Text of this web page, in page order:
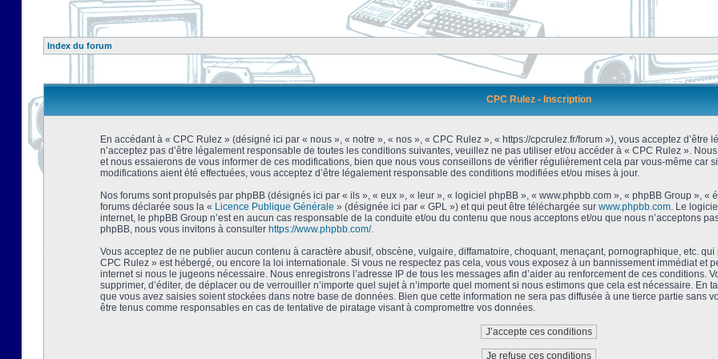
Index du forum
CPC Rulez - Inscription
En accédant à « CPC Rulez » (désigné ici par « nous », « notre », « nos », « CPC Rulez », « https://cpcrulez.fr/forum »), vous acceptez
n’acceptez pas d’être légalement responsable de toutes les conditions suivantes, veuillez ne pas utiliser et/ou accéder à « CPC Rulez ».
et nous essaierons de vous informer de ces modifications, bien que nous vous conseillons de vérifier régulièrement cela par vous-même car
modifications aient été effectuées, vous acceptez d’être légalement responsable des conditions modifiées et/ou mises à jour.
Nos forums sont propulsés par phpBB (désignés ici par « ils », « eux », « leur », « logiciel phpBB », « www.phpbb.com », « phpBB Group »,
forums déclarée sous la « Licence Publique Générale » (désignée ici par « GPL ») et qui peut être téléchargée sur www.phpbb.com. Le
internet, le phpBB Group n’est en aucun cas responsable de la conduite et/ou du contenu que nous acceptons et/ou que nous n’acceptons
phpBB, nous vous invitons à consulter https://www.phpbb.com/.
Vous acceptez de ne publier aucun contenu à caractère abusif, obscène, vulgaire, diffamatoire, choquant, menaçant, pornographique, etc.
CPC Rulez » est hébergé, ou encore la loi internationale. Si vous ne respectez pas cela, vous vous exposez à un bannissement immédiat et
internet si nous le jugeons nécessaire. Nous enregistrons l’adresse IP de tous les messages afin d’aider au renforcement de ces conditions.
supprimer, d’éditer, de déplacer ou de verrouiller n’importe quel sujet à n’importe quel moment si nous estimons que cela est nécessaire. En
que vous avez saisies soient stockées dans notre base de données. Bien que cette information ne sera pas diffusée à une tierce partie sans
être tenus comme responsables en cas de tentative de piratage visant à compromettre vos données.